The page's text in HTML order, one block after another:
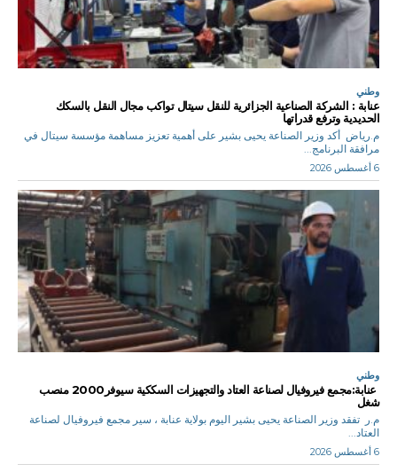
وطني
عنابة : الشركة الصناعية الجزائرية للنقل سيتال تواكب مجال النقل بالسكك
الحديدية وترفع قدراتها
م.رياض أكد وزير الصناعة يحيى بشير على أهمية تعزيز مساهمة مؤسسة سيتال في
مرافقة البرنامج...
6 أغسطس 2026
وطني
عنابة:مجمع فيروفيال لصناعة العتاد والتجهيزات السككية سيوفر2000 منصب
شغل
م.ر تفقد وزير الصناعة يحيى بشير اليوم بولاية عنابة ، سير مجمع فيروفيال لصناعة
العتاد...
6 أغسطس 2026